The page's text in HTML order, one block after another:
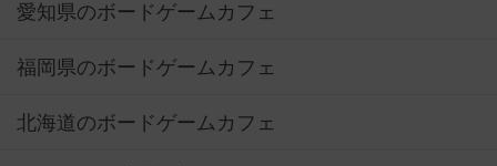
愛知県のボードゲームカフェ
福岡県のボードゲームカフェ
北海道のボードゲームカフェ